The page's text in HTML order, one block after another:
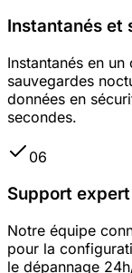
Instantanés et
Instantanés en
sauvegardes
données en
secondes.
06
Support
Notre équipe
pour la
le dépannage